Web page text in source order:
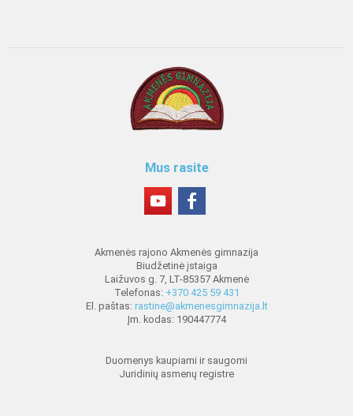
Mus rasite
Akmenės rajono Akmenės gimnazija
Biudžetinė įstaiga
Laižuvos g. 7, LT-85357 Akmenė
Telefonas: +370 425 59 431
El. paštas: rastine@akmenesgimnazija.lt
Įm. kodas: 190447774
Duomenys kaupiami ir saugomi
Juridinių asmenų registre